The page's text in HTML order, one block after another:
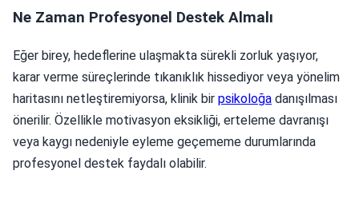
Ne Zaman Profesyonel Destek Almalı
Eğer birey, hedeflerine ulaşmakta sürekli zorluk yaşıyor,
karar verme süreçlerinde tıkanıklık hissediyor veya yönelim
haritasını netleştiremiyorsa, klinik bir psikoloğa danışılması
önerilir. Özellikle motivasyon eksikliği, erteleme davranışı
veya kaygı nedeniyle eyleme geçememe durumlarında
profesyonel destek faydalı olabilir.